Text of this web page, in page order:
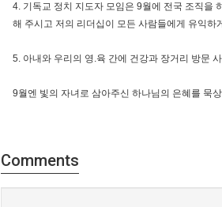
4. 기독교 정치 지도자 모임은 9월에 전국 조직을
해 주시고 저의 리더십이 모든 사람들에게 유익하
5. 아내와 우리의 영.육 간에 건강과 장거리 방문
9월엔 빛의 자녀로 삼아주신 하나님의 은혜를 묵
Comments